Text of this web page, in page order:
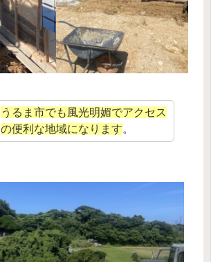
うるま市でも風光明媚でアクセス
の便利な地域になります。